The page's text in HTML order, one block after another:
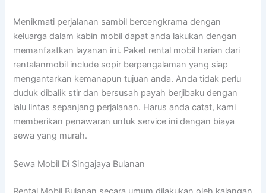
Menikmati perjalanan sambil bercengkrama dengan
keluarga dalam kabin mobil dapat anda lakukan dengan
memanfaatkan layanan ini. Paket rental mobil harian dari
rentalanmobil include sopir berpengalaman yang siap
mengantarkan kemanapun tujuan anda. Anda tidak perlu
duduk dibalik stir dan bersusah payah berjibaku dengan
lalu lintas sepanjang perjalanan. Harus anda catat, kami
memberikan penawaran untuk service ini dengan biaya
sewa yang murah.
Sewa Mobil Di Singajaya Bulanan